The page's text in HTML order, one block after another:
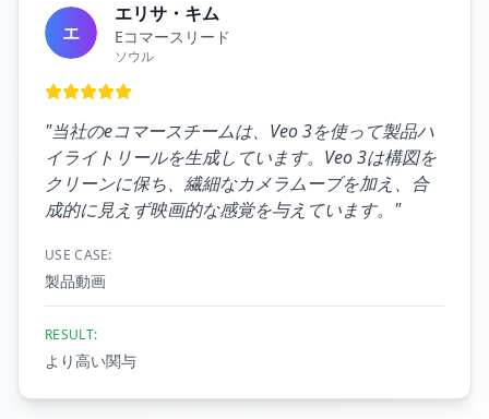
エ
エリサ・キム
Eコマースリード
ソウル
"当社のeコマースチームは、Veo 3を使って製品ハ
イライトリールを生成しています。Veo 3は構図を
クリーンに保ち、繊細なカメラムーブを加え、合
成的に見えず映画的な感覚を与えています。 "
USE CASE:
製品動画
RESULT:
より高い関与